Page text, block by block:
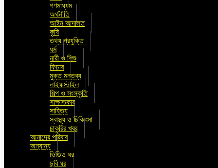
গণমাধ্যম
অর্থনীতি
আইন আদালত
কৃষি
তথ্য প্রযুক্তি
ধর্ম
নারী ও শিশু
ফিচার
মুক্ত মন্তব্য
লাইফস্টাইল
শিল্প ও সংস্কৃতি
সাক্ষাতকার
সাহিত্য
স্বাস্থ্য ও চিকিৎসা
চাকুরির খবর
আমাদের পরিবার
অন্যান্য
ভিডিও ঘর
ছবি ঘর